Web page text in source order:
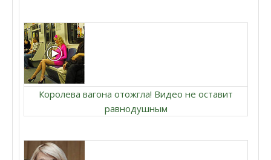
Королева вагона отожгла! Видео не оставит
равнодушным